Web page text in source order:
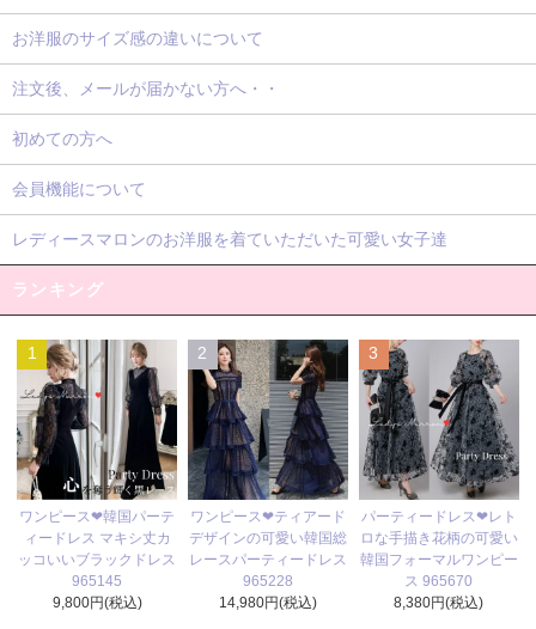
お洋服のサイズ感の違いについて
注文後、メールが届かない方へ・・
初めての方へ
会員機能について
レディースマロンのお洋服を着ていただいた可愛い女子達
ランキング
1
ワンピース❤韓国パーテ
ィードレス マキシ丈カ
ッコいいブラックドレス
965145
9,800円(税込)
2
ワンピース❤ティアード
デザインの可愛い韓国総
レースパーティードレス
965228
14,980円(税込)
3
パーティードレス❤レト
ロな手描き花柄の可愛い
韓国フォーマルワンピー
ス 965670
8,380円(税込)